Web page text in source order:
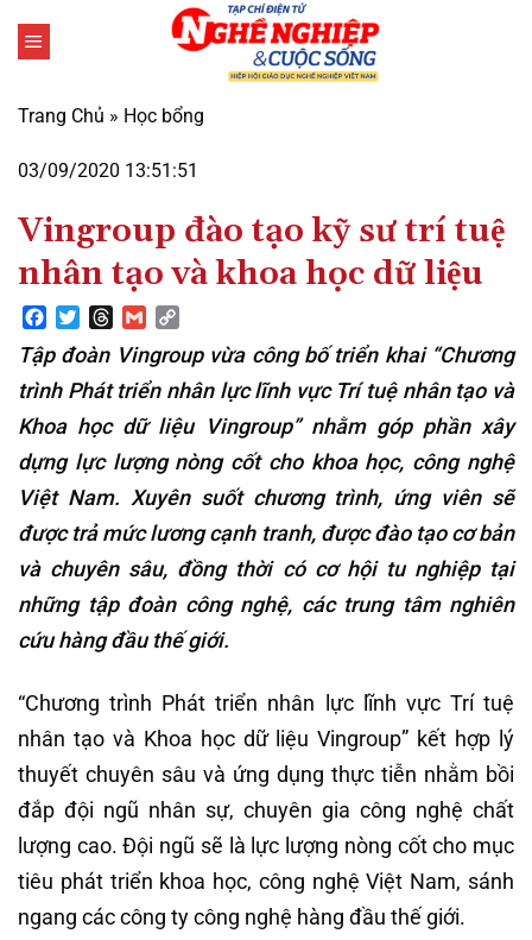
qua
dung
Trang Chủ » Học bổng
03/09/2020 13:51:51
Vingroup đào tạo kỹ sư trí tuệ
nhân tạo và khoa học dữ liệu
Facebook
TwitterThreads
Gmail
Tập đoàn Vingroup vừa công bố triển khai “Chương
trình Phát triển nhân lực lĩnh vực Trí tuệ nhân tạo và
Khoa học dữ liệu Vingroup” nhằm góp phần xây
dựng lực lượng nòng cốt cho khoa học, công nghệ
Việt Nam. Xuyên suốt chương trình, ứng viên sẽ
được trả mức lương cạnh tranh, được đào tạo cơ bản
và chuyên sâu, đồng thời có cơ hội tu nghiệp tại
những tập đoàn công nghệ, các trung tâm nghiên
cứu hàng đầu thế giới.
“Chương trình Phát triển nhân lực lĩnh vực Trí tuệ
nhân tạo và Khoa học dữ liệu Vingroup” kết hợp lý
thuyết chuyên sâu và ứng dụng thực tiễn nhằm bồi
đắp đội ngũ nhân sự, chuyên gia công nghệ chất
lượng cao. Đội ngũ sẽ là lực lượng nòng cốt cho mục
tiêu phát triển khoa học, công nghệ Việt Nam, sánh
ngang các công ty công nghệ hàng đầu thế giới.